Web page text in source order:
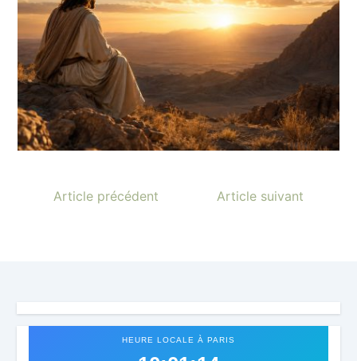
Article précédent Article suivant
HEURE LOCALE À PARIS